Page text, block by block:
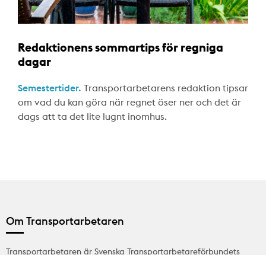
Redaktionens sommartips för regniga
dagar
Semestertider. Transportarbetarens redaktion tipsar
om vad du kan göra när regnet öser ner och det är
dags att ta det lite lugnt inomhus.
Om Transportarbetaren
Transportarbetaren är Svenska Transportarbetareförbundets